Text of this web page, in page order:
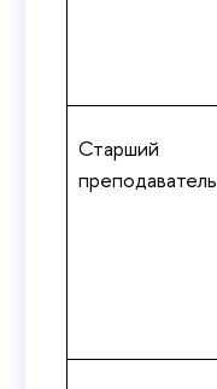
Старший
преподаватель